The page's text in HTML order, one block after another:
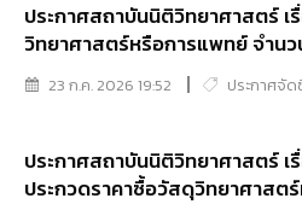
ประกาศสถาบันนิติวิทยาศาสตร์ เ
วิทยาศาสตร์หรือการแพทย์ จำน
ประกวดราคาอิเล็กทรอนิกส์ (e-
23 ก.ค. 2026 19:52 ประกาศจั
ประกาศสถาบันนิติวิทยาศาสตร์ เ
ประกวดราคาซื้อวัสดุวิทยาศาสต